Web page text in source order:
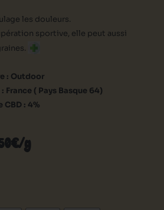
les douleurs.
sportive, elle peut aussi
: Outdoor
France ( Pays Basque 64)
CBD : 4%
g